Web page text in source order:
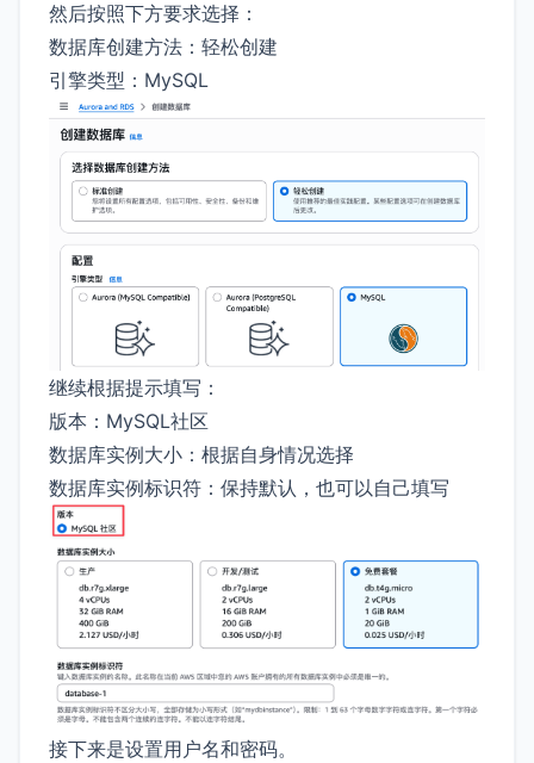
然后按照下方要求选择：
数据库创建方法：轻松创建
引擎类型：MySQL
继续根据提示填写：
版本：MySQL社区
数据库实例大小：根据自身情况选择
数据库实例标识符：保持默认，也可以自己填写
接下来是设置用户名和密码。